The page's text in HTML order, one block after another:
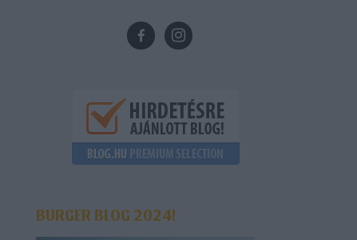
BURGER BLOG 2024!